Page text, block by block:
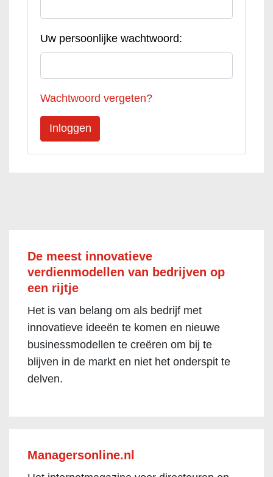
Uw persoonlijke wachtwoord:
Wachtwoord vergeten?
De meest innovatieve
verdienmodellen van bedrijven op
een rijtje
Het is van belang om als bedrijf met
innovatieve ideeën te komen en nieuwe
businessmodellen te creëren om bij te
blijven in de markt en niet het onderspit te
delven.
Managersonline.nl